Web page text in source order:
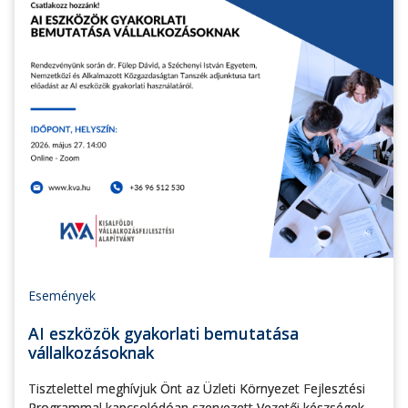
Események
AI eszközök gyakorlati bemutatása
vállalkozásoknak
Tisztelettel meghívjuk Önt az Üzleti Környezet Fejlesztési